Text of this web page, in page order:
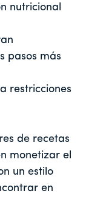
nutricional
pasos más
restricciones
de recetas
monetizar el
un estilo
en